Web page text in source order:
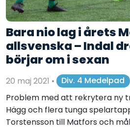
Bara nio lag i årets
allsvenska – Indal
börjar om i sexan
20 maj 2021 •
Div. 4 Medelpad
Problem med att rekrytera ny
Hägg och flera tunga
Torstensson till Matfors och